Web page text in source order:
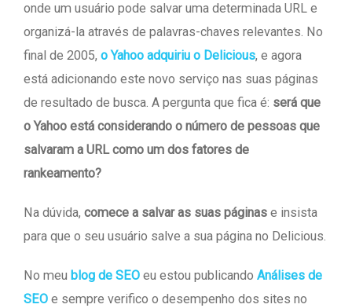
onde um usuário pode salvar uma determinada URL e
organizá-la através de palavras-chaves relevantes. No
final de 2005, o Yahoo adquiriu o Delicious, e agora
está adicionando este novo serviço nas suas páginas
de resultado de busca. A pergunta que fica é: será que
o Yahoo está considerando o número de pessoas que
salvaram a URL como um dos fatores de
rankeamento?
Na dúvida, comece a salvar as suas páginas e insista
para que o seu usuário salve a sua página no Delicious.
No meu blog de SEO eu estou publicando Análises de
SEO e sempre verifico o desempenho dos sites no